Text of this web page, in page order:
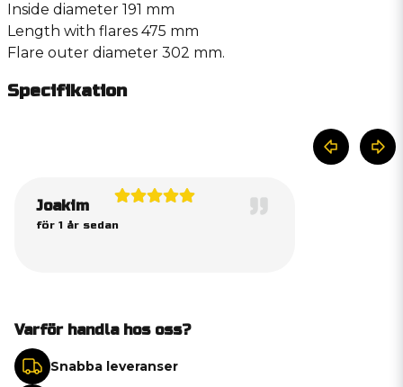
Inside diameter 191 mm
Length with flares 475 mm
Flare outer diameter 302 mm.
Specifikation
Joakim
för 1 år sedan
Varför handla hos oss?
Snabba leveranser